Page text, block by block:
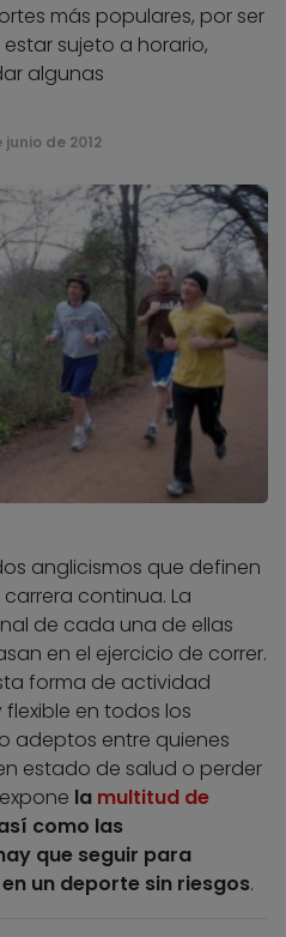
más populares, por ser
sujeto a horario,
algunas
junio de 2012
anglicismos que definen
continua. La
de cada una de ellas
en el ejercicio de correr.
forma de actividad
en todos los
adeptos entre quienes
estado de salud o perder
la multitud de
como las
que seguir para
un deporte sin riesgos.